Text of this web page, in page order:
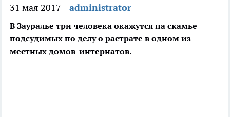
31 мая 2017 administrator
В Зауралье три человека окажутся на скамье
подсудимых по делу о растрате в одном из
местных домов-интернатов.